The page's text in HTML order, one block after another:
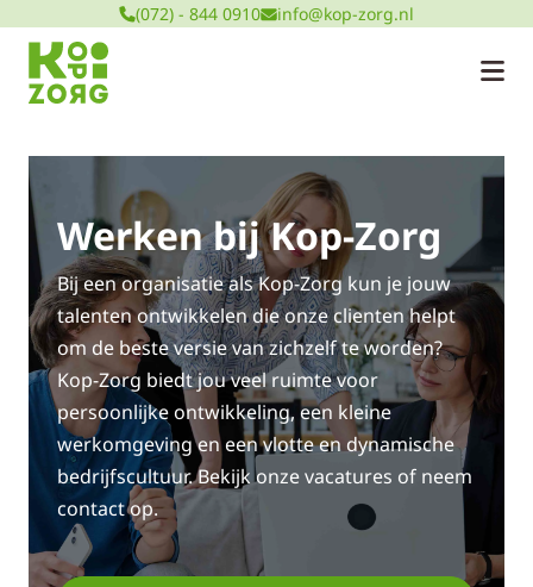
(072) - 844 0910 info@kop-zorg.nl
Werken bij Kop-Zorg
Bij een organisatie als Kop-Zorg kun je jouw
talenten ontwikkelen die onze clienten helpt
om de beste versie van zichzelf te worden?
Kop-Zorg biedt jou veel ruimte voor
persoonlijke ontwikkeling, een kleine
werkomgeving en een vlotte en dynamische
bedrijfscultuur. Bekijk onze vacatures of neem
contact op.